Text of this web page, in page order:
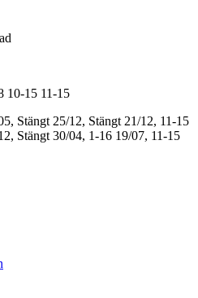
10-15 11-15
Stängt 25/12, Stängt 21/12, 11-15
Stängt 30/04, 1-16 19/07, 11-15